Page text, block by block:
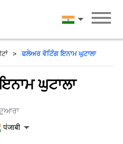
पंजाबी
ਫਲੇਅਰ ਵੋਟਿੰਗ ਇਨਾਮ ਘੁਟਾਲਾ
ਘੁਟਾਲਾ
पंजाबी